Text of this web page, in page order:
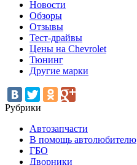
Новости
Обзоры
Отзывы
Тест-драйвы
Цены на Chevrolet
Тюнинг
Другие марки
Рубрики
Автозапчасти
В помощь автолюбителю
ГБО
Дворники